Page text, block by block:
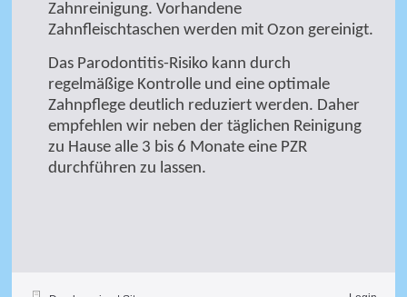
Zahnreinigung. Vorhandene
Zahnfleischtaschen werden mit Ozon gereinigt.
Das Parodontitis-Risiko kann durch
regelmäßige Kontrolle und eine optimale
Zahnpflege deutlich reduziert werden. Daher
empfehlen wir neben der täglichen Reinigung
zu Hause alle 3 bis 6 Monate eine PZR
durchführen zu lassen.